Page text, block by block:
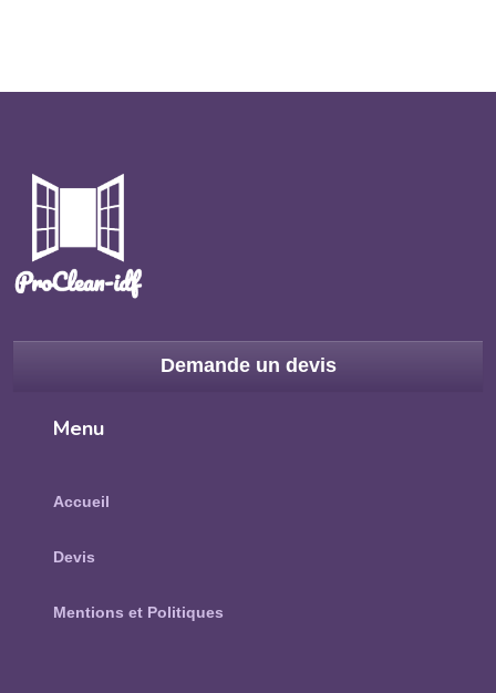
Demande un devis
Menu
Accueil
Devis
Mentions et Politiques